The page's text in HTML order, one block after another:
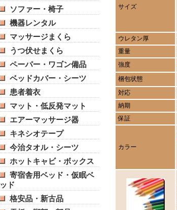
ソファー・椅子
機器レンタル
マッサージまくら
うつ伏せまくら
ペーパー・ワゴン備品
ベッドカバー・シーツ
患者着衣
マット・低反発マット
エアーマッサージ器
キネシオテープ
今治タオル・シーツ
ホットキャビ・ボックス
寄宿舎用ベッド・仮眠ベ
ッド
格安品・新古品
サイズ
ウレタン厚
重量
強度
梱包状態
対応
納期
保証
カラー